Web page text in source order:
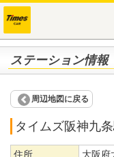
ステーション情報
周辺地図に戻る
タイムズ阪神九
住所 大阪府